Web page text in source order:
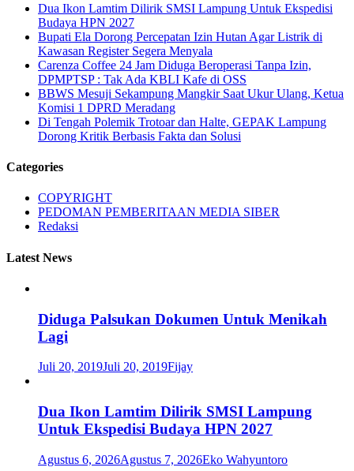
Dua Ikon Lamtim Dilirik SMSI Lampung Untuk Ekspedisi
Budaya HPN 2027
Bupati Ela Dorong Percepatan Izin Hutan Agar Listrik di
Kawasan Register Segera Menyala
Carenza Coffee 24 Jam Diduga Beroperasi Tanpa Izin,
DPMPTSP : Tak Ada KBLI Kafe di OSS
BBWS Mesuji Sekampung Mangkir Saat Ukur Ulang, Ketua
Komisi 1 DPRD Meradang
Di Tengah Polemik Trotoar dan Halte, GEPAK Lampung
Dorong Kritik Berbasis Fakta dan Solusi
Categories
COPYRIGHT
PEDOMAN PEMBERITAAN MEDIA SIBER
Redaksi
Latest News
Diduga Palsukan Dokumen Untuk Menikah
Lagi
Juli 20, 2019Juli 20, 2019Fijay
Dua Ikon Lamtim Dilirik SMSI Lampung
Untuk Ekspedisi Budaya HPN 2027
Agustus 6, 2026Agustus 7, 2026Eko Wahyuntoro